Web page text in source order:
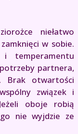
niełatwo
w sobie.
i temperamentu
partnera,
Brak otwartości
związek i
oboje robią
nie wyjdzie ze